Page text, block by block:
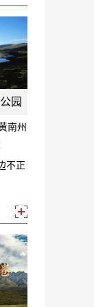
园
南州
不正